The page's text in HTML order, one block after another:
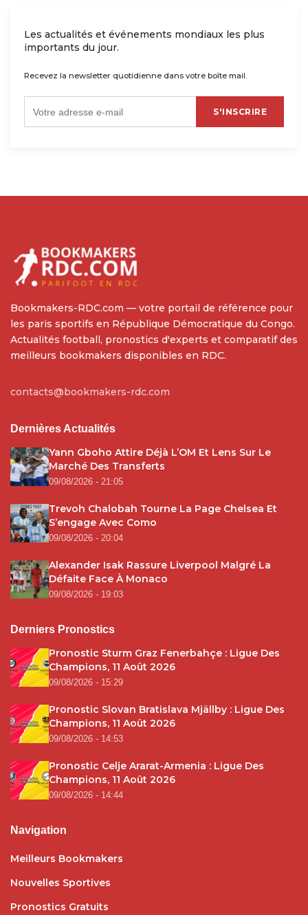
Les actualités et événements mondiaux les plus
importants du jour.
Recevez la newsletter quotidienne dans votre boîte mail.
S'INSCRIRE
Bookmakers-RDC.com — votre portail de référence pour
les paris sportifs en République Démocratique du Congo.
Actualités football, pronostics d'experts et comparatif des
meilleurs bookmakers disponibles en RDC.
contacts@bookmakers-rdc.com
Dernières Actualités
Yann Gboho Attire Déjà L’OM Et Lens Sur Le
Marché Des Transferts
09/08/2026 - 21:05
Trevoh Chalobah Tourne La Page Chelsea Et
S’engage Avec Como
09/08/2026 - 20:04
Alexander Isak Rassure Liverpool Malgré La
Défaite Face À Monaco
09/08/2026 - 19:03
Derniers Pronostics
Pronostic Sturm Graz Fenerbahçe : Ligue Des
Champions, 11 Août 2026
09/08/2026 - 15:29
Pronostic Slovan Bratislava Mjällby : Ligue Des
Champions, 11 Août 2026
09/08/2026 - 14:53
Pronostic Celje Ararat-Armenia : Ligue Des
Champions, 11 Août 2026
09/08/2026 - 14:44
Navigation
Meilleurs Bookmakers
Nouvelles Sportives
Pronostics Gratuits